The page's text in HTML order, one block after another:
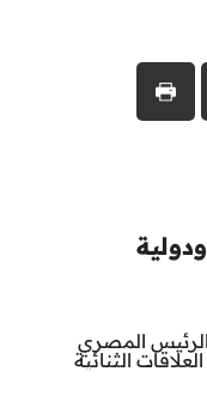
|الرئيس المصري
الثنائية